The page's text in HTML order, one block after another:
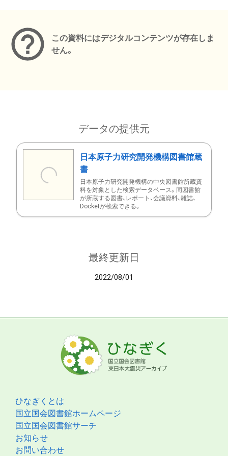
この資料にはデジタルコンテンツが存在しま
せん。
データの提供元
日本原子力研究開発機構図書館蔵
書
日本原子力研究開発機構の中央図書館所蔵資
料を対象とした検索データベース。同図書館
が所蔵する図書、レポート、会議資料、雑誌、
Docketが検索できる。
最終更新日
2022/08/01
ひなぎくとは
国立国会図書館ホームページ
国立国会図書館サーチ
お知らせ
お問い合わせ